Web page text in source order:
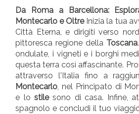
Da Roma a Barcellona:
Montecarlo e OltreInizia la tua
Città Eterna, e dirigiti verso
pittoresca regione della Toscana
ondulate, i vigneti e i borghi
questa terra così affascinante.
attraverso l'Italia fino a
Montecarlo, nel Principato di
e lostilesono di casa. Infine,
spagnolo e concludi il tuo